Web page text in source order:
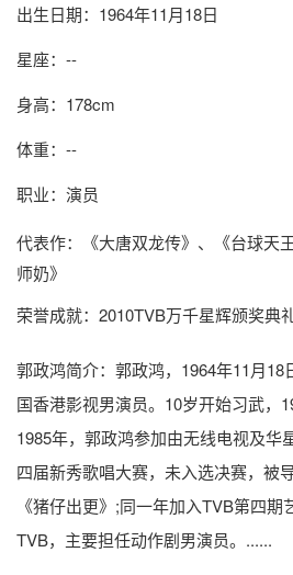
出生日期：1964年11月18日
星座：--
身高：178cm
体重：--
职业：演员
代表作：《大唐双龙传》、《台球天
师奶》
荣誉成就：2010TVB万千星辉颁奖典
郭政鸿简介：郭政鸿，1964年11月
国香港影视男演员。10岁开始习武，
1985年，郭政鸿参加由无线电视及华
四届新秀歌唱大赛，未入选决赛，被
《猪仔出更》;同一年加入TVB第四期
TVB，主要担任动作剧男演员。......